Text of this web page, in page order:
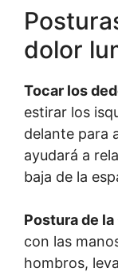
dolor
Tocar los
estirar los
delante para
ayudará a
baja de la
Postura de la
con las
hombros,